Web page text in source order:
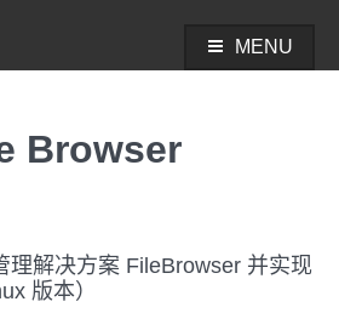
路由侠
MENU
Browser
理解决方案 FileBrowser 并实现
版本）